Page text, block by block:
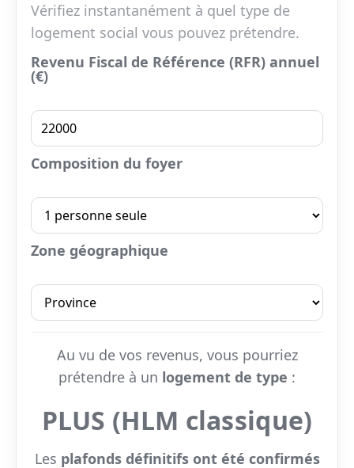
Vérifiez instantanément à quel type de
logement social vous pouvez prétendre.
Revenu Fiscal de Référence (RFR) annuel
(€)
Composition du foyer
Zone géographique
Au vu de vos revenus, vous pourriez
prétendre à un logement de type :
PLUS (HLM classique)
Les plafonds définitifs ont été confirmés